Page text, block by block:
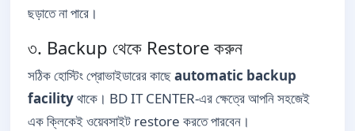
ছড়াতে না পারে।
৩. Backup থেকে Restore করুন
সঠিক হোস্টিং প্রোভাইডারের কাছেautomatic backup
facilityথাকে। BD IT CENTER-এর ক্ষেত্রে আপনি সহজেই
এক ক্লিকেই ওয়েবসাইট restore করতে পারবেন।